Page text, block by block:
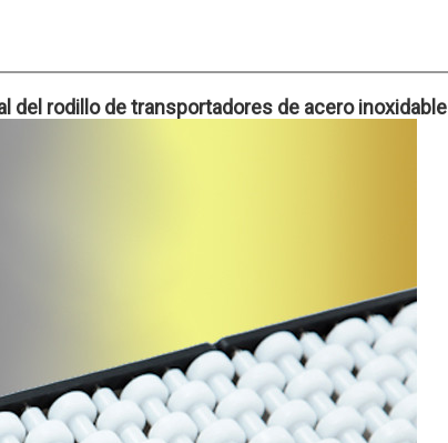
del rodillo de transportadores de acero inoxidable